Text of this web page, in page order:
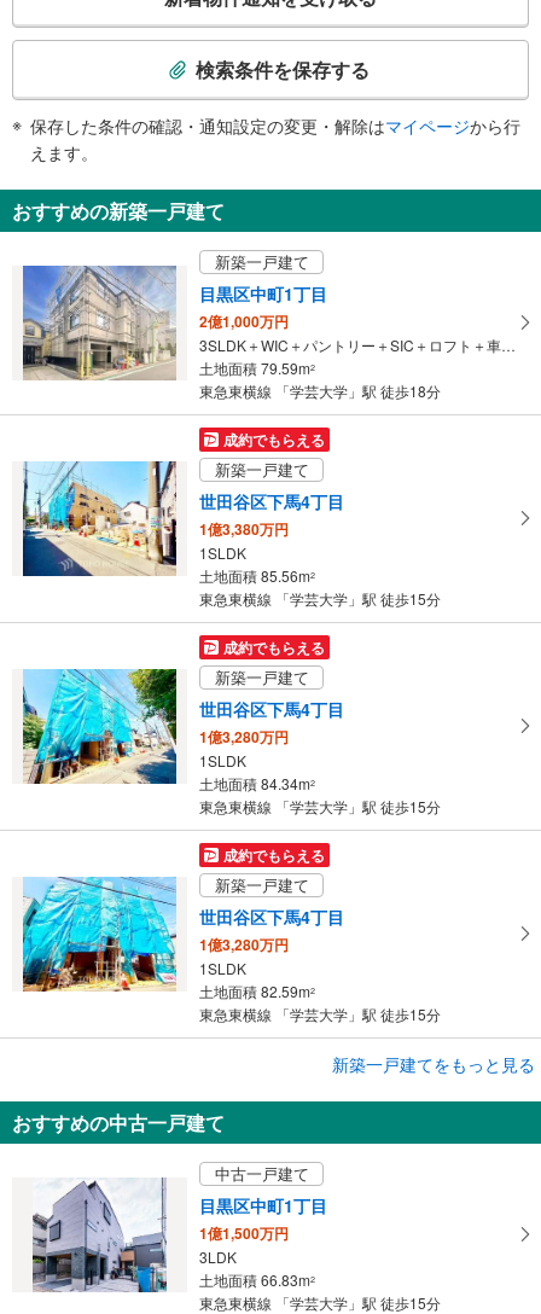
・改札内
・ＡＥＤ
・点字運賃表
・点字シール
検
知
を
け
取
る
・
条
マ
イ
ペ
ー
保
す
る
検索条件を保存する
保存した条件の確認・通知設定の変更・解除はマイページから行
えます。
おすすめの新築一戸建て
新築一戸建て
目黒区中町1丁目
2億1,000万円
3SLDK＋WIC＋パントリー＋SIC＋ロフト＋車庫1台（*S＝納戸7.9帖）
土地面積 79.59m2
東急東横線 「学芸大学」駅 徒歩18分
成約でもらえる
新築一戸建て
世田谷区下馬4丁目
1億3,380万円
1SLDK
土地面積 85.56m2
東急東横線 「学芸大学」駅 徒歩15分
成約でもらえる
新築一戸建て
世田谷区下馬4丁目
1億3,280万円
1SLDK
土地面積 84.34m2
東急東横線 「学芸大学」駅 徒歩15分
成約でもらえる
新築一戸建て
世田谷区下馬4丁目
1億3,280万円
1SLDK
土地面積 82.59m2
東急東横線 「学芸大学」駅 徒歩15分
世田谷区下馬4丁目
1SLDK
土地面積 85.56m 2
東急東横線 「学芸大学」駅 徒歩15分
新築一戸建てをもっと見る
おすすめの中古一戸建て
中古一戸建て
目黒区中町1丁目
1億1,500万円
3LDK
土地面積 66.83m2
東急東横線 「学芸大学」駅 徒歩15分